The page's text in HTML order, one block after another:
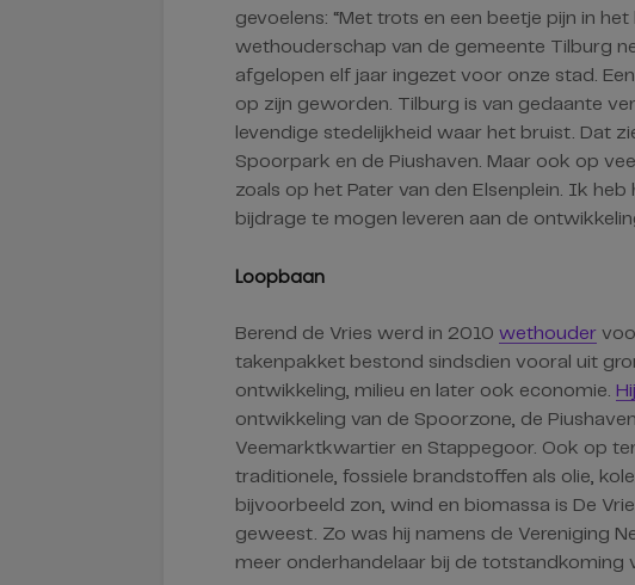
gevoelens: “Met trots en een beetje pijn in
wethouderschap van de gemeente Tilburg
afgelopen elf jaar ingezet voor onze stad.
op zijn geworden. Tilburg is van gedaante
levendige stedelijkheid waar het bruist. Dat
Spoorpark en de Piushaven. Maar ook op
zoals op het Pater van den Elsenplein. Ik
bijdrage te mogen leveren aan de
Loopbaan
Berend de Vries werd in 2010 wethouder
takenpakket bestond sindsdien vooral uit
ontwikkeling, milieu en later ook economie. Hij
ontwikkeling van de Spoorzone, de
Veemarktkwartier en Stappegoor. Ook op
traditionele, fossiele brandstoffen als olie,
bijvoorbeeld zon, wind en biomassa is De
geweest. Zo was hij namens de Vereniging
meer onderhandelaar bij de totstandkoming